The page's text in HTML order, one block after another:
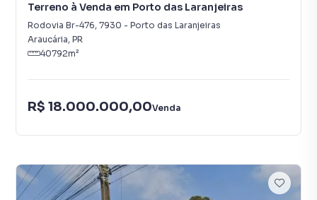
Terreno à Venda em Porto das Laranjeiras
Rodovia Br-476, 7930 - Porto das Laranjeiras
Araucária, PR
40792m²
R$ 18.000.000,00Venda